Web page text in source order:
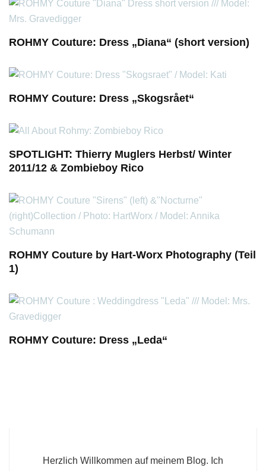
ROHMY Couture: Dress „Diana“ (short version)
ROHMY Couture: Dress „Skogsrået“
SPOTLIGHT: Thierry Muglers Herbst/ Winter
2011/12 & Zombieboy Rico
ROHMY Couture by Hart-Worx Photography (Teil
1)
ROHMY Couture: Dress „Leda“
Herzlich Willkommen auf meinem Blog. Ich